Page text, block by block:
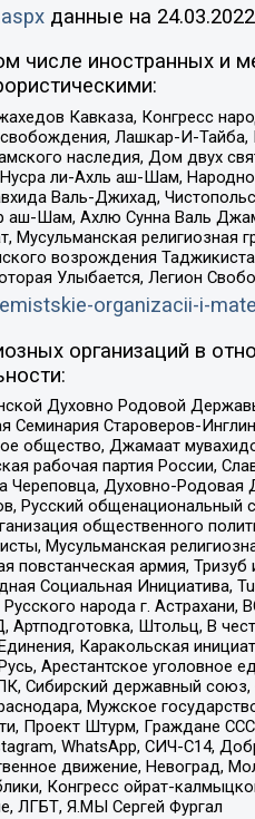
данные на 24.03.2022
числе иностранных и
Кавказа, Конгресс
Лашкар-И-
наследия, Дом двух
ли-Ахль аш-Шам,
Валь-Джихад,
Шам, Ахлю Сунна Валь
религиозная
возрождения
Улыбается, Легион
organizacii-i-
организаций в
Духовно Родовой
Староверов-
общество, Джамаат
рабочая партия России,
Череповца, Духовно-
Русский
общественного
Мусульманская
армия,
Социальная Инициатива,
народа г.
Артподготовка, Штольц, В
Каракольская
Арестантское
Сибирский державный
Мужское
Проект Штурм, Граждане
WhatsApp, СИЧ-С14,
движение, Невоград,
Конгресс ойрат-
ЛГБТ, Я.МЫ Сергей Фургал